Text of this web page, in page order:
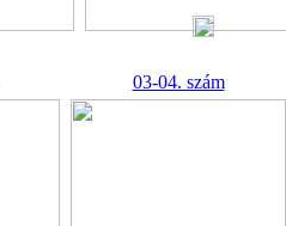
03-04. szám